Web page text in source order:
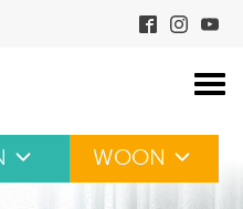
WOON